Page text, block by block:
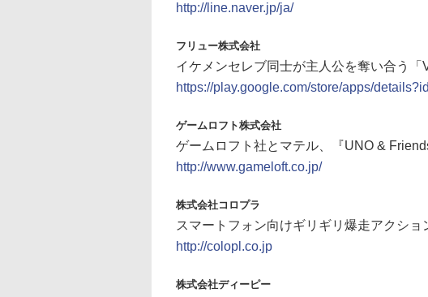
http://line.naver.jp/ja/
フリュー株式会社
イケメンセレブ同士が主人公を奪い合う「
https://play.google.com/store/apps/
ゲームロフト株式会社
ゲームロフト社とマテル、『UNO &
http://www.gameloft.co.jp/
株式会社コロプラ
スマートフォン向けギリギリ爆走アクシ
http://colopl.co.jp
株式会社ディーピー